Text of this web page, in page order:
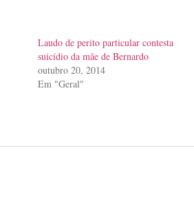
Laudo de perito particular contesta
suicídio da mãe de Bernardo
outubro 20, 2014
Em "Geral"